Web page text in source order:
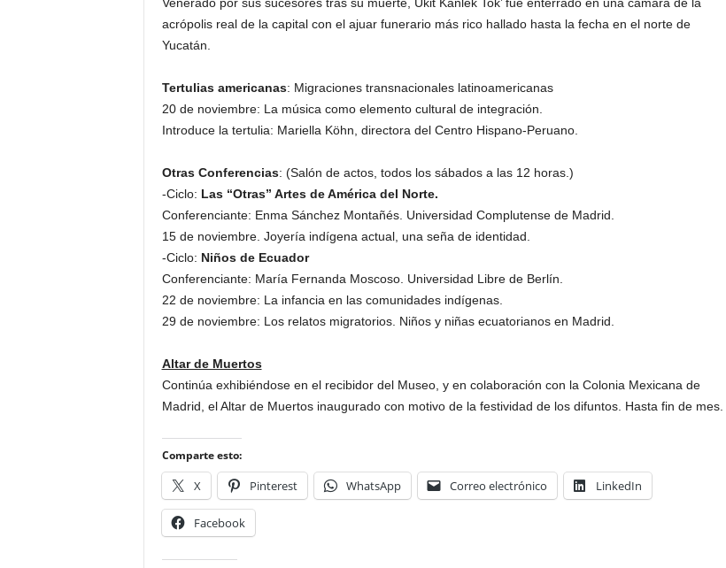
acrópolis real de la capital con el ajuar funerario más rico hallado hasta la fecha en el norte de
Yucatán.
Tertulias americanas: Migraciones transnacionales latinoamericanas
20 de noviembre: La música como elemento cultural de integración.
Introduce la tertulia: Mariella Köhn, directora del Centro Hispano-Peruano.
Otras Conferencias: (Salón de actos, todos los sábados a las 12 horas.)
-Ciclo: Las “Otras” Artes de América del Norte.
Conferenciante: Enma Sánchez Montañés. Universidad Complutense de Madrid.
15 de noviembre. Joyería indígena actual, una seña de identidad.
-Ciclo: Niños de Ecuador
Conferenciante: María Fernanda Moscoso. Universidad Libre de Berlín.
22 de noviembre: La infancia en las comunidades indígenas.
29 de noviembre: Los relatos migratorios. Niños y niñas ecuatorianos en Madrid.
Altar de Muertos
Continúa exhibiéndose en el recibidor del Museo, y en colaboración con la Colonia Mexicana de
Madrid, el Altar de Muertos inaugurado con motivo de la festividad de los difuntos. Hasta fin de mes.
Comparte esto:
X Pinterest WhatsApp Correo electrónico LinkedIn
Facebook